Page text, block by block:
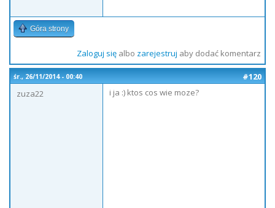
Góra strony
Zaloguj sięalbo zarejestruj aby dodać komentarz
śr., 26/11/2014 - 00:40
#120
zuza22
i ja :) ktos cos wie moze?